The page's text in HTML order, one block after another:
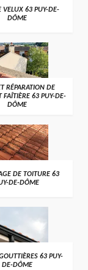
VELUX 63 PUY-DE-
DÔME
RÉPARATION DE
FAÎTIÈRE 63 PUY-DE-
DÔME
DE TOITURE 63
DE-DÔME
63 PUY-
DE-DÔME